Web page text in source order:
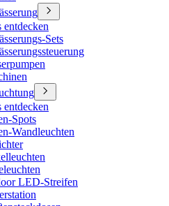
entdecken
Sets
entdecken
Spots
Wandleuchten
LED-Streifen